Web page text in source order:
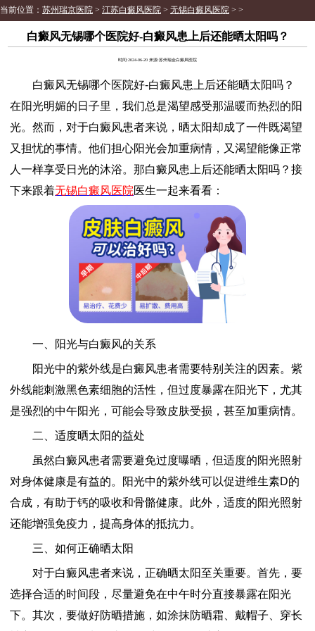
当前位置： 苏州瑞京医院 > 江苏白癜风医院 > 无锡白癜风医院 > >
白癜风无锡哪个医院好-白癜风患上后还能晒太阳吗？
时间:2024-06-20 来源:苏州瑞金白癜风医院
白癜风无锡哪个医院好-白癜风患上后还能晒太阳吗？
在阳光明媚的日子里，我们总是渴望感受那温暖而热烈的阳
光。然而，对于白癜风患者来说，晒太阳却成了一件既渴望
又担忧的事情。他们担心阳光会加重病情，又渴望能像正常
人一样享受日光的沐浴。那白癜风患上后还能晒太阳吗？接
下来跟着无锡白癜风医院医生一起来看看：
一、阳光与白癜风的关系
阳光中的紫外线是白癜风患者需要特别关注的因素。紫
外线能刺激黑色素细胞的活性，但过度暴露在阳光下，尤其
是强烈的中午阳光，可能会导致皮肤受损，甚至加重病情。
二、适度晒太阳的益处
虽然白癜风患者需要避免过度曝晒，但适度的阳光照射
对身体健康是有益的。阳光中的紫外线可以促进维生素D的
合成，有助于钙的吸收和骨骼健康。此外，适度的阳光照射
还能增强免疫力，提高身体的抵抗力。
三、如何正确晒太阳
对于白癜风患者来说，正确晒太阳至关重要。首先，要
选择合适的时间段，尽量避免在中午时分直接暴露在阳光
下。其次，要做好防晒措施，如涂抹防晒霜、戴帽子、穿长